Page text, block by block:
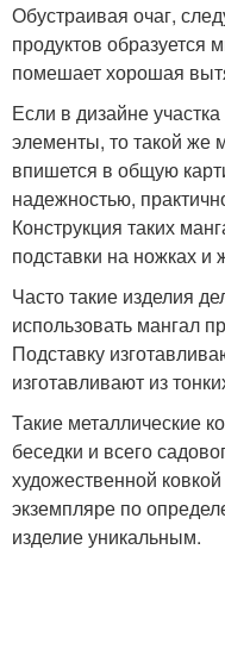
Обустраивая очаг,
продуктов образуется
помешает хорошая
Если в дизайне
элементы, то такой же
впишется в общую
надежностью,
Конструкция таких
подставки на ножках и
Часто такие изделия
использовать мангал
Подставку
изготавливают из
Такие металлические
беседки и всего
художественной
экземпляре по
изделие уникальным.